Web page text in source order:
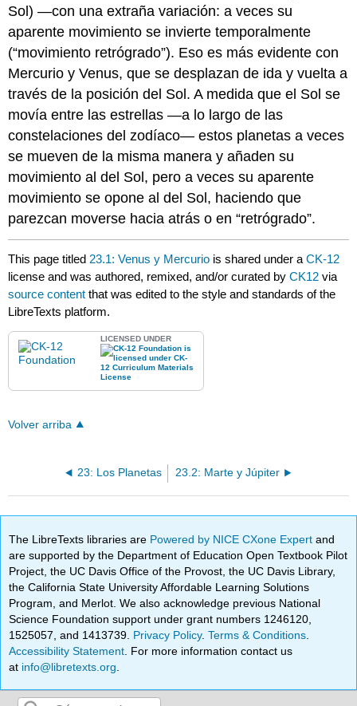
Sol) —con una extraña variación: a veces su
aparente movimiento se invierte temporalmente
(“movimiento retrógrado”). Eso es más evidente con
Mercurio y Venus, que se desplazan de ida y vuelta a
través de la posición del Sol. A medida que el Sol se
movía entre las estrellas —a lo largo de las
constelaciones del zodíaco— estos planetas a veces
se mueven de la misma manera y añaden su
movimiento al del Sol, pero a veces su aparente
movimiento se opone al del Sol, haciendo que
parezcan moverse hacia atrás o en “retrógrado”.
This page titled 23.1: Venus y Mercurio is shared under aCK-12
license and was authored, remixed, and/or curated byCK12 via
source content that was edited to the style and standards of the
LibreTexts platform.
LICENSED UNDER
Volver arriba
23: Los Planetas 23.2: Marte y Júpiter
The LibreTexts libraries are Powered by NICE CXone Expertand
are supported by the Department of Education Open Textbook Pilot
Project, the UC Davis Office of the Provost, the UC Davis Library,
the California State University Affordable Learning Solutions
Program, and Merlot. We also acknowledge previous National
Science Foundation support under grant numbers 1246120,
1525057, and 1413739. Privacy Policy.Terms & Conditions
Accessibility Statement . For more information contact us
at info@libretexts.org